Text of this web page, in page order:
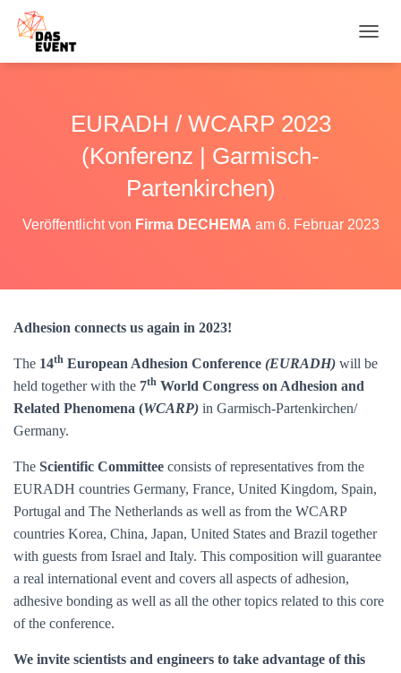
A
M
N
EURADH / WCARP 2023
(Konferenz | Garmisch-
Partenkirchen)
Veröffentlicht von Firma DECHEMA am 6. Februar 2023
Adhesion connects us again in 2023!
The 14th European Adhesion Conference (EURADH) will be
held together with the 7th World Congress on Adhesion and
Related Phenomena (WCARP) in Garmisch-Partenkirchen/
Germany.
The Scientific Committee consists of representatives from the
EURADH countries Germany, France, United Kingdom, Spain,
Portugal and The Netherlands as well as from the WCARP
countries Korea, China, Japan, United States and Brazil together
with guests from Israel and Italy. This composition will guarantee
a real international event and covers all aspects of adhesion,
adhesive bonding as well as all the other topics related to this core
of the conference.
We invite scientists and engineers to take advantage of this